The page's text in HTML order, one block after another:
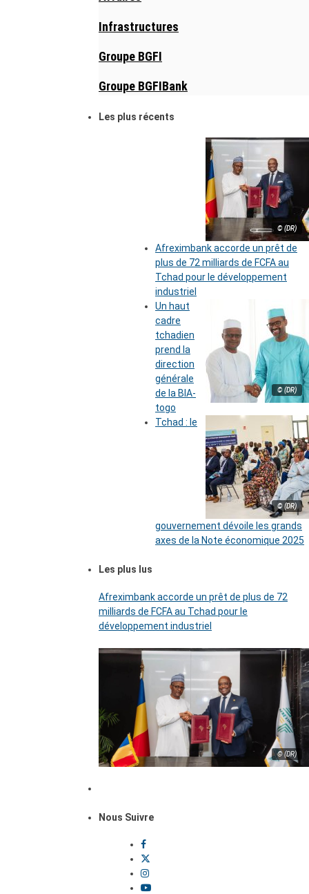
Infrastructures
Groupe BGFI
Groupe BGFIBank
Les plus récents
© (DR)
Afreximbank accorde un prêt de
plus de 72 milliards de FCFA au
Tchad pour le développement
industriel
© (DR)
Un haut
cadre
tchadien
prend la
direction
générale
de la BIA-
togo
© (DR)
Tchad : le
gouvernement dévoile les grands
axes de la Note économique 2025
Les plus lus
Afreximbank accorde un prêt de plus de 72
milliards de FCFA au Tchad pour le
développement industriel
© (DR)
Nous Suivre